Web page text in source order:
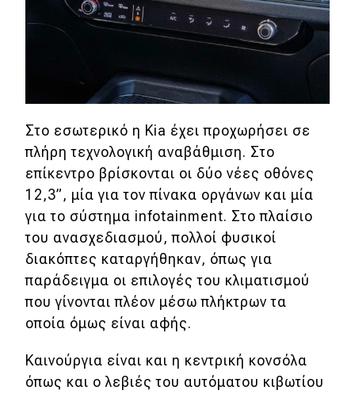
Στο εσωτερικό η Kia έχει προχωρήσει σε
πλήρη τεχνολογική αναβάθμιση. Στο
επίκεντρο βρίσκονται οι δύο νέες οθόνες
12,3”, μία για τον πίνακα οργάνων και μία
για το σύστημα infotainment. Στο πλαίσιο
του ανασχεδιασμού, πολλοί φυσικοί
διακόπτες καταργήθηκαν, όπως για
παράδειγμα οι επιλογές του κλιματισμού
που γίνονται πλέον μέσω πλήκτρων τα
οποία όμως είναι αφής.
Καινούργια είναι και η κεντρική κονσόλα
όπως και ο λεβιές του αυτόματου κιβωτίου